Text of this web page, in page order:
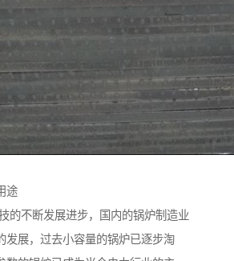
途
的不断发展进步，国内的锅炉制造业
发展，过去小容量的锅炉已逐步淘